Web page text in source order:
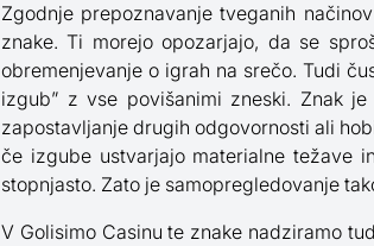
Zgodnje prepoznavanje tveganih
znake. Ti morejo opozarjajo, da se
obremenjevanje o igrah na srečo. Tudi
izgub” z vse povišanimi zneski. Znak
zapostavljanje drugih odgovornosti ali
če izgube ustvarjajo materialne težave
stopnjasto. Zato je samopregledovanje
V Golisimo Casinu te znake nadziramo